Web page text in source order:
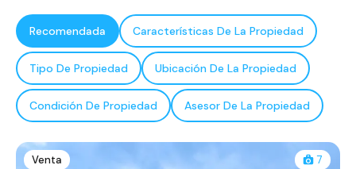
Recomendada Características De La Propiedad
Tipo De Propiedad Ubicación De La Propiedad
Condición De Propiedad Asesor De La Propiedad
Venta 7